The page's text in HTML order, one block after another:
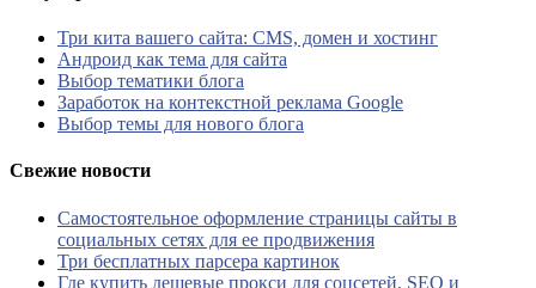
Три кита вашего сайта: CMS, домен и хостинг
Андроид как тема для сайта
Выбор тематики блога
Заработок на контекстной реклама Google
Выбор темы для нового блога
Свежие новости
Самостоятельное оформление страницы сайты в
социальных сетях для ее продвижения
Три бесплатных парсера картинок
Где купить дешевые прокси для соцсетей, SEO и